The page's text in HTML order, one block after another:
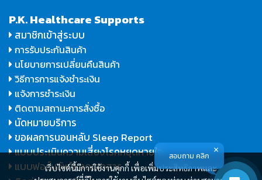
เว็บไซต์นี้มีการใช้งานคุกกี้ เพื่อเพิ่มประสิทธิภาพและ
P.K. Healthcare Supports
สมาชิกเข้าสู่ระบบ
การรับประกันสินค้า
นโยบายการเปลี่ยนคืนสินค้า
วิธีการการแจ้งชำระเงิน
แจ้งการชำระเงิน
ติดตามสถานะการสั่งซื้อ
นัดหมายบริการ
ขอผลการนอนหลับ Sleep Report
แบบประเมินความเสี่ยงโรคหยุดหายใจ
แบบฟอร์มอัพโหลดเอกสาร
สอบถาม คลิก